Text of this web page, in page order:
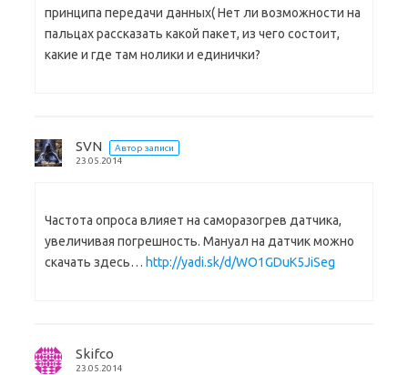
принципа передачи данных( Нет ли возможности на
пальцах рассказать какой пакет, из чего состоит,
какие и где там нолики и единички?
SVN
Автор записи
23.05.2014
Частота опроса влияет на саморазогрев датчика,
увеличивая погрешность. Мануал на датчик можно
скачать здесь… http://yadi.sk/d/WO1GDuK5JiSeg
Skifco
23.05.2014